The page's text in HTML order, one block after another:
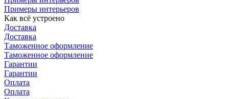
Примеры интерьеров
Как всё устроено
Доставка
Доставка
Таможенное оформление
Таможенное оформление
Гарантии
Гарантии
Оплата
Оплата